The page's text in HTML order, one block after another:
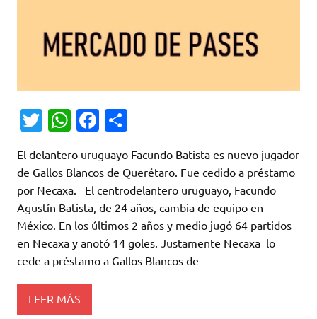
T
it
te
r
W
at
s
A
p
p
Fa
e
b
o
o
k
m
p
ar
ti
r
El delantero uruguayo Facundo Batista es nuevo jugador
de Gallos Blancos de Querétaro. Fue cedido a préstamo
por Necaxa. El centrodelantero uruguayo, Facundo
Agustín Batista, de 24 años, cambia de equipo en
México. En los últimos 2 años y medio jugó 64 partidos
en Necaxa y anotó 14 goles. Justamente Necaxa lo
cede a préstamo a Gallos Blancos de
LEER MÁS